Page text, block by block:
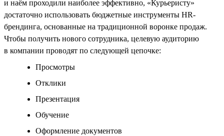
и наём проходили наиболее эффективно, «Курьеристу»
достаточно использовать бюджетные инструменты HR-
брендинга, основанные на традиционной воронке продаж.
Чтобы получить нового сотрудника, целевую аудиторию
в компании проводят по следующей цепочке:
Просмотры
Отклики
Презентация
Обучение
Оформление документов